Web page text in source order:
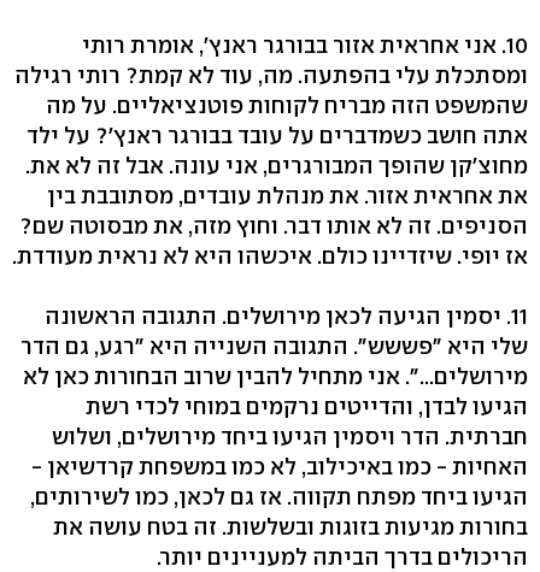
10. אני אחראית אזור בבורגר ראנץ', אומרת רותי
ומסתכלת עלי בהפתעה. מה, עוד לא קמת? רותי רגילה
שהמשפט הזה מבריח לקוחות פוטנציאליים. על מה
אתה חושב כשמדברים על עובד בבורגר ראנץ'? על ילד
מחוצ'קן שהופך המבורגרים, אני עונה. אבל זה לא את.
את אחראית אזור. את מנהלת עובדים, מסתובבת בין
הסניפים. זה לא אותו דבר. וחוץ מזה, את מבסוטה שם?
אז יופי. שיזדיינו כולם. איכשהו היא לא נראית מעודדת.
11. יסמין הגיעה לכאן מירושלים. התגובה הראשונה
שלי היא "פששש". התגובה השנייה היא "רגע, גם הדר
מירושלים...". אני מתחיל להבין שרוב הבחורות כאן לא
הגיעו לבדן, והדייטים נרקמים במוחי לכדי רשת
חברתית. הדר ויסמין הגיעו ביחד מירושלים, ושלוש
האחיות - כמו באיכילוב, לא כמו במשפחת קרדשיאן -
הגיעו ביחד מפתח תקווה. אז גם לכאן, כמו לשירותים,
בחורות מגיעות בזוגות ובשלשות. זה בטח עושה את
הריכולים בדרך הביתה למעניינים יותר.